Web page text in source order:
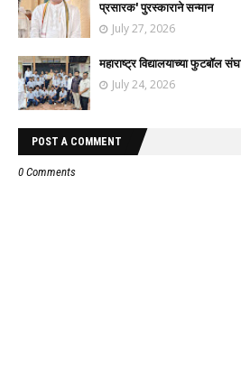
प्रसारक' पुरस्काराने सन्मान
July 27, 2026
महाराष्ट्र विद्यालयाच्या फुटबॉल
July 24, 2026
POST A COMMENT
0 Comments